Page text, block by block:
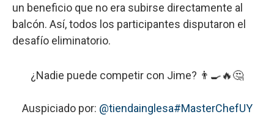
un beneficio que no era subirse directamente al
balcón. Así, todos los participantes disputaron el
desafío eliminatorio.
¿Nadie puede competir con Jime? 👨‍🍳🔥🤔
Auspiciado por: @tiendainglesa#MasterChefUY